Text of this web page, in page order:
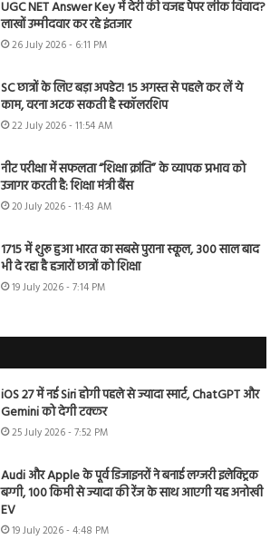
UGC NET Answer Key में देरी की वजह पेपर लीक विवाद?
लाखों उम्मीदवार कर रहे इंतजार
26 July 2026 - 6:11 PM
SC छात्रों के लिए बड़ा अपडेट! 15 अगस्त से पहले कर लें ये
काम, वरना अटक सकती है स्कॉलरशिप
22 July 2026 - 11:54 AM
नीट परीक्षा में सफलता “शिक्षा क्रांति” के व्यापक प्रभाव को
उजागर करती है: शिक्षा मंत्री बैंस
20 July 2026 - 11:43 AM
1715 में शुरू हुआ भारत का सबसे पुराना स्कूल, 300 साल बाद
भी दे रहा है हजारों छात्रों को शिक्षा
19 July 2026 - 7:14 PM
iOS 27 में नई Siri होगी पहले से ज्यादा स्मार्ट, ChatGPT और
Gemini को देगी टक्कर
25 July 2026 - 7:52 PM
Audi और Apple के पूर्व डिजाइनरों ने बनाई लग्जरी इलेक्ट्रिक
बग्गी, 100 किमी से ज्यादा की रेंज के साथ आएगी यह अनोखी
EV
19 July 2026 - 4:48 PM